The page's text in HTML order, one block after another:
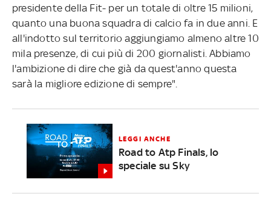
presidente della Fit- per un totale di oltre 15 milioni,
quanto una buona squadra di calcio fa in due anni. E
all'indotto sul territorio aggiungiamo almeno altre 10
mila presenze, di cui più di 200 giornalisti. Abbiamo
l'ambizione di dire che già da quest'anno questa
sarà la migliore edizione di sempre".
LEGGI ANCHE
Road to Atp Finals, lo
speciale su Sky